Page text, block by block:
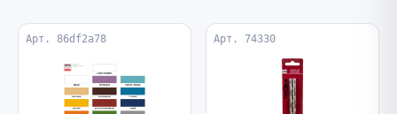
Арт. 86df2a78 Арт. 74330